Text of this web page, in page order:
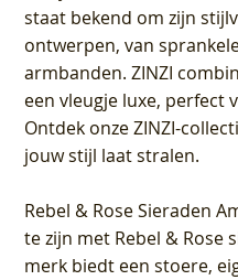
staat bekend om zijn
ontwerpen, van
armbanden. ZINZI
een vleugje luxe, perfect
Ontdek onze ZINZI-
jouw stijl laat stralen.
Rebel & Rose Sieraden
te zijn met Rebel & Rose
merk biedt een stoere,